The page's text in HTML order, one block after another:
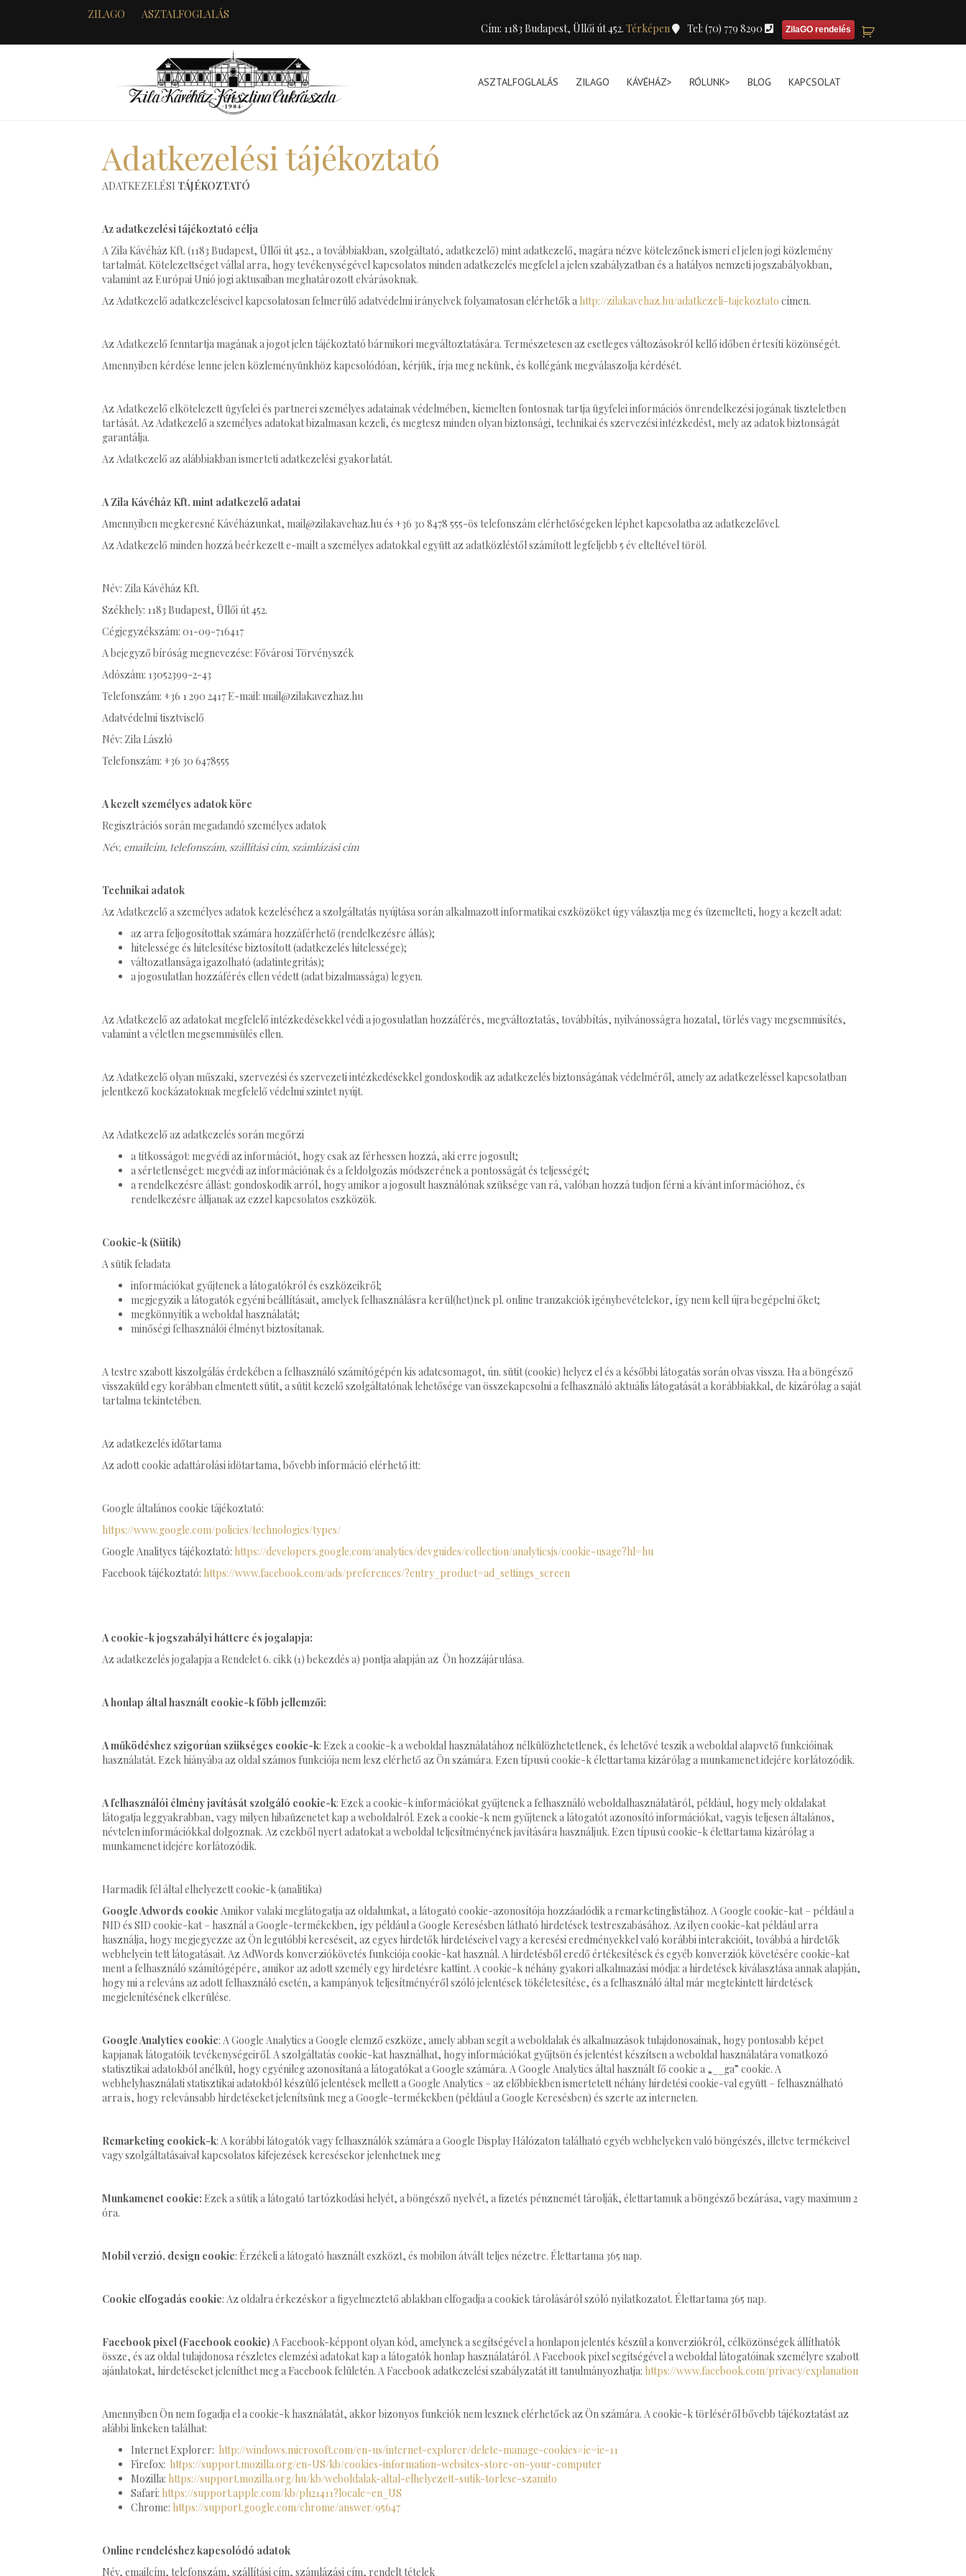
ZILAGO
ASZTALFOGLALÁS
Cím: 1183 Budapest, Üllői út 452. Térképen Tel: (70) 779 8290 ZilaGO rendelés
ASZTALFOGLALÁS ZILAGO KÁVÉHÁZ> RÓLUNK> BLOG KAPCSOLAT
Adatkezelési tájékoztató
ADATKEZELÉSI TÁJÉKOZTATÓ
Az adatkezelési tájékoztató célja
A Zila Kávéház Kft. (1183 Budapest, Üllői út 452., a továbbiakban, szolgáltató, adatkezelő) mint adatkezelő, magára nézve kötelezőnek ismeri el jelen jogi közlemény
tartalmát. Kötelezettséget vállal arra, hogy tevékenységével kapcsolatos minden adatkezelés megfelel a jelen szabályzatban és a hatályos nemzeti jogszabályokban,
valamint az Európai Unió jogi aktusaiban meghatározott elvárásoknak.
Az Adatkezelő adatkezeléseivel kapcsolatosan felmerülő adatvédelmi irányelvek folyamatosan elérhetők a http://zilakavehaz.hu/adatkezeli-tajekoztato címen.
Az Adatkezelő fenntartja magának a jogot jelen tájékoztató bármikori megváltoztatására. Természetesen az esetleges változásokról kellő időben értesíti közönségét.
Amennyiben kérdése lenne jelen közleményünkhöz kapcsolódóan, kérjük, írja meg nekünk, és kollégánk megválaszolja kérdését.
Az Adatkezelő elkötelezett ügyfelei és partnerei személyes adatainak védelmében, kiemelten fontosnak tartja ügyfelei információs önrendelkezési jogának tiszteletben
tartását. Az Adatkezelő a személyes adatokat bizalmasan kezeli, és megtesz minden olyan biztonsági, technikai és szervezési intézkedést, mely az adatok biztonságát
garantálja.
Az Adatkezelő az alábbiakban ismerteti adatkezelési gyakorlatát.
A Zila Kávéház Kft. mint adatkezelő adatai
Amennyiben megkeresné Kávéházunkat, mail@zilakavehaz.hu és +36 30 8478 555-ös telefonszám elérhetőségeken léphet kapcsolatba az adatkezelővel.
Az Adatkezelő minden hozzá beérkezett e-mailt a személyes adatokkal együtt az adatközléstől számított legfeljebb 5 év elteltével töröl.
Név: Zila Kávéház Kft.
Székhely: 1183 Budapest, Üllői út 452.
Cégjegyzékszám: 01-09-716417
A bejegyző bíróság megnevezése: Fővárosi Törvényszék
Adószám: 13052399-2-43
Telefonszám: +36 1 290 2417 E-mail: mail@zilakavezhaz.hu
Adatvédelmi tisztviselő
Név: Zila László
Telefonszám: +36 30 6478555
A kezelt személyes adatok köre
Regisztrációs során megadandó személyes adatok
Név, emailcím, telefonszám, szállítási cím, számlázási cím
Technikai adatok
Az Adatkezelő a személyes adatok kezeléséhez a szolgáltatás nyújtása során alkalmazott informatikai eszközöket úgy választja meg és üzemelteti, hogy a kezelt adat:
az arra feljogosítottak számára hozzáférhető (rendelkezésre állás);
hitelessége és hitelesítése biztosított (adatkezelés hitelessége);
változatlansága igazolható (adatintegritás);
a jogosulatlan hozzáférés ellen védett (adat bizalmassága) legyen.
Az Adatkezelő az adatokat megfelelő intézkedésekkel védi a jogosulatlan hozzáférés, megváltoztatás, továbbítás, nyilvánosságra hozatal, törlés vagy megsemmisítés,
valamint a véletlen megsemmisülés ellen.
Az Adatkezelő olyan műszaki, szervezési és szervezeti intézkedésekkel gondoskodik az adatkezelés biztonságának védelméről, amely az adatkezeléssel kapcsolatban
jelentkező kockázatoknak megfelelő védelmi szintet nyújt.
Az Adatkezelő az adatkezelés során megőrzi
a titkosságot: megvédi az információt, hogy csak az férhessen hozzá, aki erre jogosult;
a sértetlenséget: megvédi az információnak és a feldolgozás módszerének a pontosságát és teljességét;
a rendelkezésre állást: gondoskodik arról, hogy amikor a jogosult használónak szüksége van rá, valóban hozzá tudjon férni a kívánt információhoz, és
rendelkezésre álljanak az ezzel kapcsolatos eszközök.
Cookie-k (Sütik)
A sütik feladata
információkat gyűjtenek a látogatókról és eszközeikről;
megjegyzik a látogatók egyéni beállításait, amelyek felhasználásra kerül(het)nek pl. online tranzakciók igénybevételekor, így nem kell újra begépelni őket;
megkönnyítik a weboldal használatát;
minőségi felhasználói élményt biztosítanak.
A testre szabott kiszolgálás érdekében a felhasználó számítógépén kis adatcsomagot, ún. sütit (cookie) helyez el és a későbbi látogatás során olvas vissza. Ha a böngésző
visszaküld egy korábban elmentett sütit, a sütit kezelő szolgáltatónak lehetősége van összekapcsolni a felhasználó aktuális látogatását a korábbiakkal, de kizárólag a saját
tartalma tekintetében.
Az adatkezelés időtartama
Az adott cookie adattárolási idötartama, bővebb információ elérhető itt:
Google általános cookie tájékoztató:
https://www.google.com/policies/technologies/types/
Google Analitycs tájékoztató: https://developers.google.com/analytics/devguides/collection/analyticsjs/cookie-usage?hl=hu
Facebook tájékoztató: https://www.facebook.com/ads/preferences/?entry_product=ad_settings_screen
A cookie-k jogszabályi háttere és jogalapja:
Az adatkezelés jogalapja a Rendelet 6. cikk (1) bekezdés a) pontja alapján az Ön hozzájárulása.
A honlap által használt cookie-k főbb jellemzői:
A működéshez szigorúan szükséges cookie-k: Ezek a cookie-k a weboldal használatához nélkülözhetetlenek, és lehetővé teszik a weboldal alapvető funkcióinak
használatát. Ezek hiányába az oldal számos funkciója nem lesz elérhető az Ön számára. Ezen típusú cookie-k élettartama kizárólag a munkamenet idejére korlátozódik.
A felhasználói élmény javítását szolgáló cookie-k: Ezek a cookie-k információkat gyűjtenek a felhasználó weboldalhasználatáról, például, hogy mely oldalakat
látogatja leggyakrabban, vagy milyen hibaüzenetet kap a weboldalról. Ezek a cookie-k nem gyűjtenek a látogatót azonosító információkat, vagyis teljesen általános,
névtelen információkkal dolgoznak. Az ezekből nyert adatokat a weboldal teljesítményének javítására használjuk. Ezen típusú cookie-k élettartama kizárólag a
munkamenet idejére korlátozódik.
Harmadik fél által elhelyezett cookie-k (analitika)
Google Adwords cookie Amikor valaki meglátogatja az oldalunkat, a látogató cookie-azonosítója hozzáadódik a remarketinglistához. A Google cookie-kat – például a
NID és SID cookie-kat – használ a Google-termékekben, így például a Google Keresésben látható hirdetések testreszabásához. Az ilyen cookie-kat például arra
használja, hogy megjegyezze az Ön legutóbbi kereséseit, az egyes hirdetők hirdetéseivel vagy a keresési eredményekkel való korábbi interakcióit, továbbá a hirdetők
webhelyein tett látogatásait. Az AdWords konverziókövetés funkciója cookie-kat használ. A hirdetésből eredő értékesítések és egyéb konverziók követésére cookie-kat
ment a felhasználó számítógépére, amikor az adott személy egy hirdetésre kattint. A cookie-k néhány gyakori alkalmazási módja: a hirdetések kiválasztása annak alapján,
hogy mi a releváns az adott felhasználó esetén, a kampányok teljesítményéről szóló jelentések tökéletesítése, és a felhasználó által már megtekintett hirdetések
megjelenítésének elkerülése.
Google Analytics cookie: A Google Analytics a Google elemző eszköze, amely abban segít a weboldalak és alkalmazások tulajdonosainak, hogy pontosabb képet
kapjanak látogatóik tevékenységeiről. A szolgáltatás cookie-kat használhat, hogy információkat gyűjtsön és jelentést készítsen a weboldal használatára vonatkozó
statisztikai adatokból anélkül, hogy egyénileg azonosítaná a látogatókat a Google számára. A Google Analytics által használt fő cookie a „__ga” cookie. A
webhelyhasználati statisztikai adatokból készülő jelentések mellett a Google Analytics – az előbbiekben ismertetett néhány hirdetési cookie-val együtt – felhasználható
arra is, hogy relevánsabb hirdetéseket jelenítsünk meg a Google-termékekben (például a Google Keresésben) és szerte az interneten.
Remarketing cookiek-k: A korábbi látogatók vagy felhasználók számára a Google Display Hálózaton található egyéb webhelyeken való böngészés, illetve termékeivel
vagy szolgáltatásaival kapcsolatos kifejezések keresésekor jelenhetnek meg
Munkamenet cookie: Ezek a sütik a látogató tartózkodási helyét, a böngésző nyelvét, a fizetés pénznemét tárolják, élettartamuk a böngésző bezárása, vagy maximum 2
óra.
Mobil verzió, design cookie: Érzékeli a látogató használt eszközt, és mobilon átvált teljes nézetre. Élettartama 365 nap.
Cookie elfogadás cookie: Az oldalra érkezéskor a figyelmeztető ablakban elfogadja a cookiek tárolásáról szóló nyilatkozatot. Élettartama 365 nap.
Facebook pixel (Facebook cookie) A Facebook-képpont olyan kód, amelynek a segítségével a honlapon jelentés készül a konverziókról, célközönségek állíthatók
össze, és az oldal tulajdonosa részletes elemzési adatokat kap a látogatók honlap használatáról. A Facebook pixel segítségével a weboldal látogatóinak személyre szabott
ajánlatokat, hirdetéseket jeleníthet meg a Facebook felületén. A Facebook adatkezelési szabályzatát itt tanulmányozhatja: https://www.facebook.com/privacy/explanation
Amennyiben Ön nem fogadja el a cookie-k használatát, akkor bizonyos funkciók nem lesznek elérhetőek az Ön számára. A cookie-k törléséről bővebb tájékoztatást az
alábbi linkeken találhat:
Internet Explorer: http://windows.microsoft.com/en-us/internet-explorer/delete-manage-cookies#ie=ie-11
Firefox: https://support.mozilla.org/en-US/kb/cookies-information-websites-store-on-your-computer
Mozilla: https://support.mozilla.org/hu/kb/weboldalak-altal-elhelyezett-sutik-torlese-szamito
Safari: https://support.apple.com/kb/ph21411?locale=en_US
Chrome: https://support.google.com/chrome/answer/95647
Online rendeléshez kapcsolódó adatok
Név, emailcím, telefonszám, szállítási cím, számlázási cím, rendelt tételek